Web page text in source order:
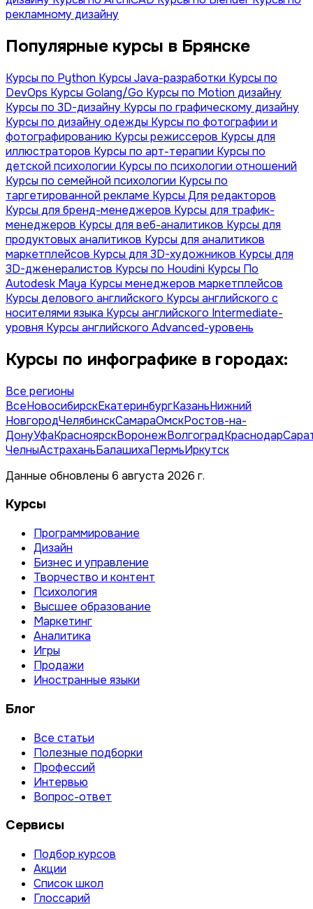
рекламному дизайну
Популярные курсы в Брянске
Курсы по Python Курсы Java-разработки Курсы по
DevOps Курсы Golang/Go Курсы по Motion дизайну
Курсы по 3D-дизайну Курсы по графическому дизайну
Курсы по дизайну одежды Курсы по фотографии и
фотографированию Курсы режиссеров Курсы для
иллюстраторов Курсы по арт-терапии Курсы по
детской психологии Курсы по психологии отношений
Курсы по семейной психологии Курсы по
таргетированной рекламе Курсы Для редакторов
Курсы для бренд-менеджеров Курсы для трафик-
менеджеров Курсы для веб-аналитиков Курсы для
продуктовых аналитиков Курсы для аналитиков
маркетплейсов Курсы для 3D-художников Курсы для
3D-дженералистов Курсы по Houdini Курсы По
Autodesk Maya Курсы менеджеров маркетплейсов
Курсы делового английского Курсы английского с
носителями языка Курсы английского Intermediate-
уровня Курсы английского Advanced-уровень
Курсы по инфографике в городах:
Все регионы
ВсеНовосибирскЕкатеринбургКазаньНижний
НовгородЧелябинскСамараОмскРостов-на-
ДонуУфаКрасноярскВоронежВолгоградКраснодар
ЧелныАстраханьБалашихаПермьИркутск
Данные обновлены 6 августа 2026 г.
Курсы
Программирование
Дизайн
Бизнес и управление
Творчество и контент
Психология
Высшее образование
Маркетинг
Аналитика
Игры
Продажи
Иностранные языки
Блог
Все статьи
Полезные подборки
Профессий
Интервью
Вопрос-ответ
Сервисы
Подбор курсов
Акции
Список школ
Глоссарий